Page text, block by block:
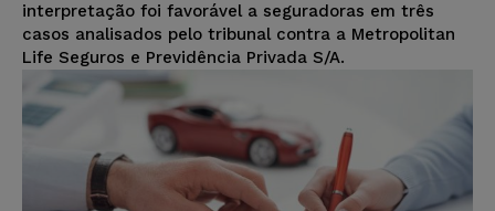
interpretação foi favorável a seguradoras em três
casos analisados pelo tribunal contra a Metropolitan
Life Seguros e Previdência Privada S/A.